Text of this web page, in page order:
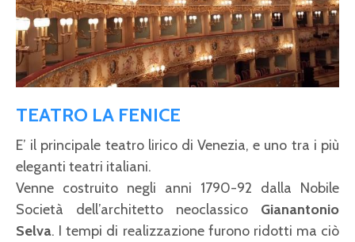
TEATRO LA FENICE
E’ il principale teatro lirico di Venezia, e uno tra i più
eleganti teatri italiani.
Venne costruito negli anni 1790-92 dalla Nobile
Società dell’architetto neoclassico Gianantonio
Selva. I tempi di realizzazione furono ridotti ma ciò